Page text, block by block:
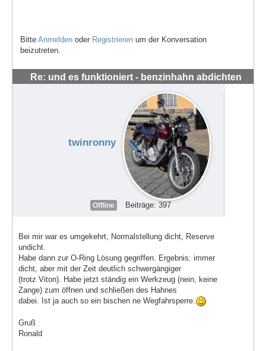
Bitte Anmelden oder Registrieren um der Konversation
beizutreten.
Re: und es funktioniert - benzinhahn abdichten
#56281
twinronny
Offline Beiträge: 397
Bei mir war es umgekehrt, Normalstellung dicht, Reserve
undicht.
Habe dann zur O-Ring Lösung gegriffen. Ergebnis: immer
dicht, aber mit der Zeit deutlich schwergängiger
(trotz Viton). Habe jetzt ständig ein Werkzeug (nein, keine
Zange) zum öffnen und schließen des Hahnes
dabei. Ist ja auch so ein bischen ne Wegfahrsperre.
Gruß
Ronald